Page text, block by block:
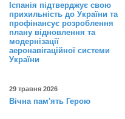
Іспанія підтверджує свою
прихильність до України та
профінансує розроблення
плану відновлення та
модернізації
аеронавігаційної системи
України
29 травня 2026
Вічна пам'ять Герою